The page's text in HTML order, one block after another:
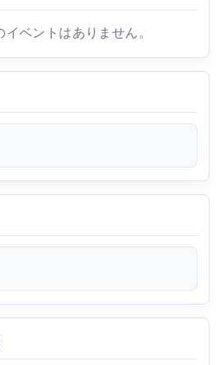
ベントはありません。